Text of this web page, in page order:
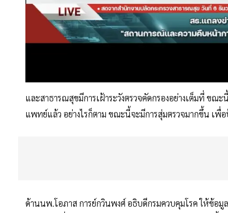
และสาธารณสุขมีการเฝ้าระวังตรวจคัดกรองอย่างเต็มที่ ขณ
แพทย์แล้ว อย่างไรก็ตาม ขณะนี้จะมีการสุ่มตรวจมากขึ้น เพื่
ด้านนพ.โอภาส การย์กวินพงศ์ อธิบดีกรมควบคุมโรค ให้ข้อ